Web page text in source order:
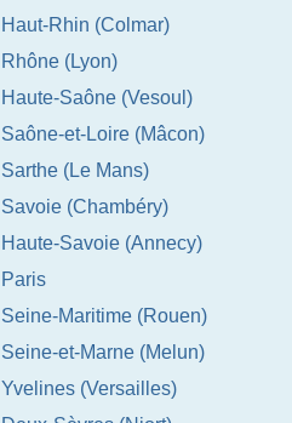
Haut-Rhin (Colmar)
Rhône (Lyon)
Haute-Saône (Vesoul)
Saône-et-Loire (Mâcon)
Sarthe (Le Mans)
Savoie (Chambéry)
Haute-Savoie (Annecy)
Paris
Seine-Maritime (Rouen)
Seine-et-Marne (Melun)
Yvelines (Versailles)